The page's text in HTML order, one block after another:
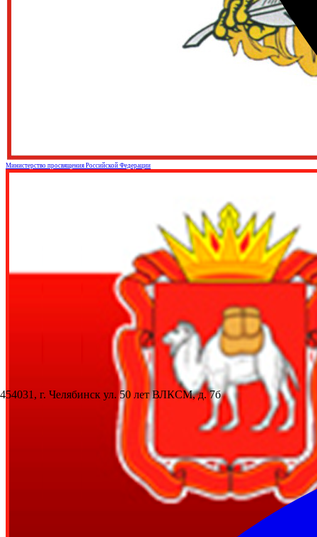
454031, г. Челябинск ул. 50 лет ВЛКСМ, д. 7б
Министерство просвящения Российской Федерации